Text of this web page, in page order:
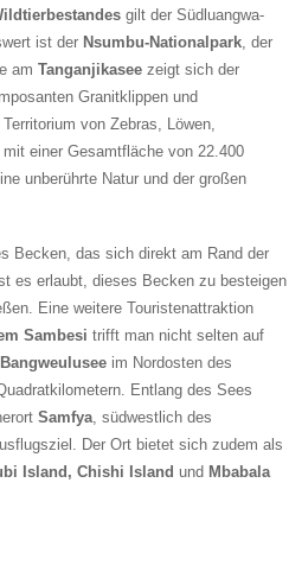
gilt der Südluangwa-
ist der Nsumbu-Nationalpark, der
am Tanganjikasee zeigt sich der
Granitklippen und
von Zebras, Löwen,
mit einer Gesamtfläche von 22.400
unberührte Natur und der großen
Becken, das sich direkt am Rand der
es erlaubt, dieses Becken zu besteigen
Eine weitere Touristenattraktion
Sambesi trifft man nicht selten auf
Bangweulusee im Nordosten des
Entlang des Sees
Samfya , südwestlich des
Der Ort bietet sich zudem als
Island, Chishi Island und Mbabala